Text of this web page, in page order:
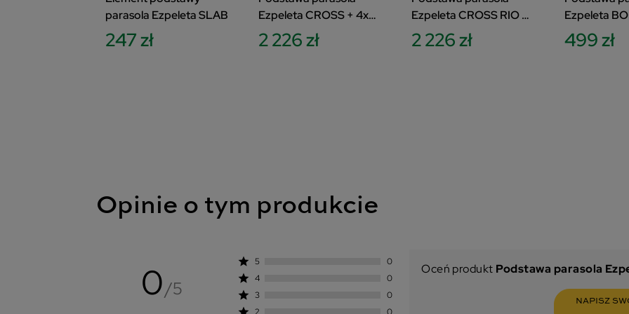
parasola Ezpeleta SLAB
247 zł
Ezpeleta CROSS + 4x
SLAB biały
2 226 zł
Ezpeleta CROSS RIO +
4x SLAB antracytowy
2 226 zł
Ezpeleta
499 zł
Opinie o tym produkcie
0/5
star 5 0
star 4 0
star 3 0
2 0
Oceń produkt Podstawa parasola
NAPISZ